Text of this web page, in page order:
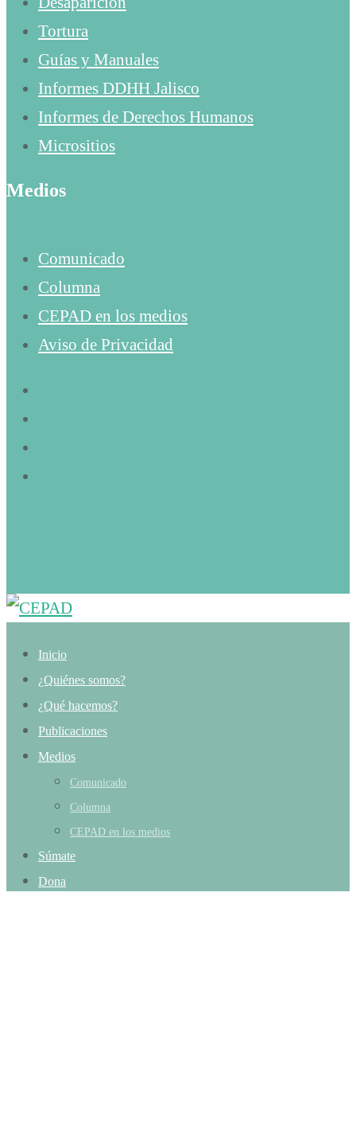
Tortura
Guías y Manuales
Informes DDHH Jalisco
Informes de Derechos Humanos
Micrositios
Medios
Comunicado
Columna
CEPAD en los medios
Aviso de Privacidad
Inicio
¿Quiénes somos?
¿Qué hacemos?
Publicaciones
Medios
Comunicado
Columna
CEPAD en los medios
Súmate
Dona